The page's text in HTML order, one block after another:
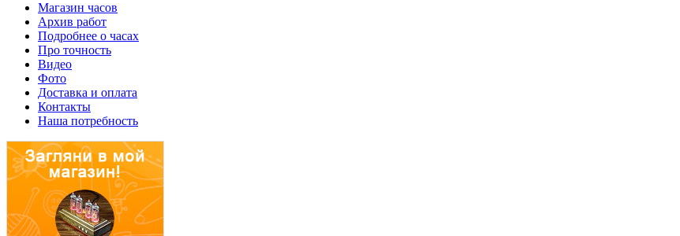
Магазин часов
Архив работ
Подробнее о часах
Про точность
Видео
Фото
Доставка и оплата
Контакты
Наша потребность